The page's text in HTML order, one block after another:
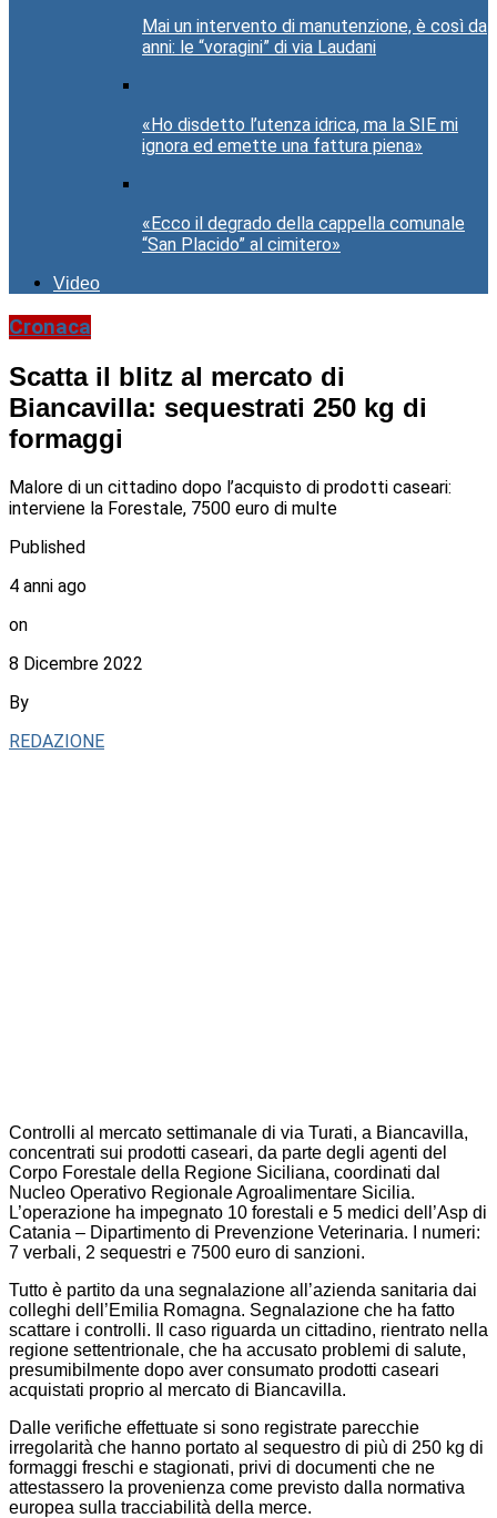
Mai un intervento di manutenzione, è così da
anni: le “voragini” di via Laudani
«Ho disdetto l’utenza idrica, ma la SIE mi
ignora ed emette una fattura piena»
«Ecco il degrado della cappella comunale
“San Placido” al cimitero»
Video
Cronaca
Scatta il blitz al mercato di
Biancavilla: sequestrati 250 kg di
formaggi
Malore di un cittadino dopo l’acquisto di prodotti caseari:
interviene la Forestale, 7500 euro di multe
Published
4 anni ago
on
8 Dicembre 2022
By
REDAZIONE
Controlli al mercato settimanale di via Turati, a Biancavilla,
concentrati sui prodotti caseari, da parte degli agenti del
Corpo Forestale della Regione Siciliana, coordinati dal
Nucleo Operativo Regionale Agroalimentare Sicilia.
L’operazione ha impegnato 10 forestali e 5 medici dell’Asp di
Catania – Dipartimento di Prevenzione Veterinaria. I numeri:
7 verbali, 2 sequestri e 7500 euro di sanzioni.
Tutto è partito da una segnalazione all’azienda sanitaria dai
colleghi dell’Emilia Romagna. Segnalazione che ha fatto
scattare i controlli. Il caso riguarda un cittadino, rientrato nella
regione settentrionale, che ha accusato problemi di salute,
presumibilmente dopo aver consumato prodotti caseari
acquistati proprio al mercato di Biancavilla.
Dalle verifiche effettuate si sono registrate parecchie
irregolarità che hanno portato al sequestro di più di 250 kg di
formaggi freschi e stagionati, privi di documenti che ne
attestassero la provenienza come previsto dalla normativa
europea sulla tracciabilità della merce.